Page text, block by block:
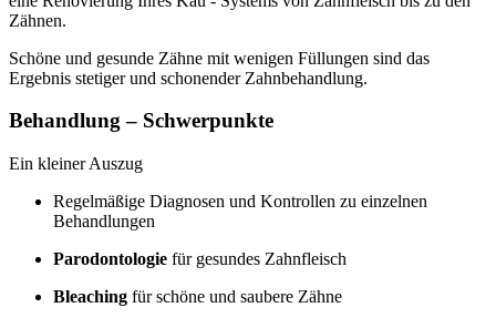
Zähnen.
Schöne und gesunde Zähne mit wenigen Füllungen sind das
Ergebnis stetiger und schonender Zahnbehandlung.
Behandlung – Schwerpunkte
Ein kleiner Auszug
Regelmäßige Diagnosen und Kontrollen zu einzelnen
Behandlungen
Parodontologie für gesundes Zahnfleisch
Bleaching für schöne und saubere Zähne